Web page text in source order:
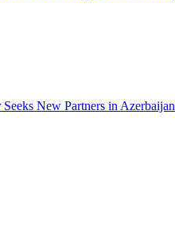
New Partners in Azerbaijan